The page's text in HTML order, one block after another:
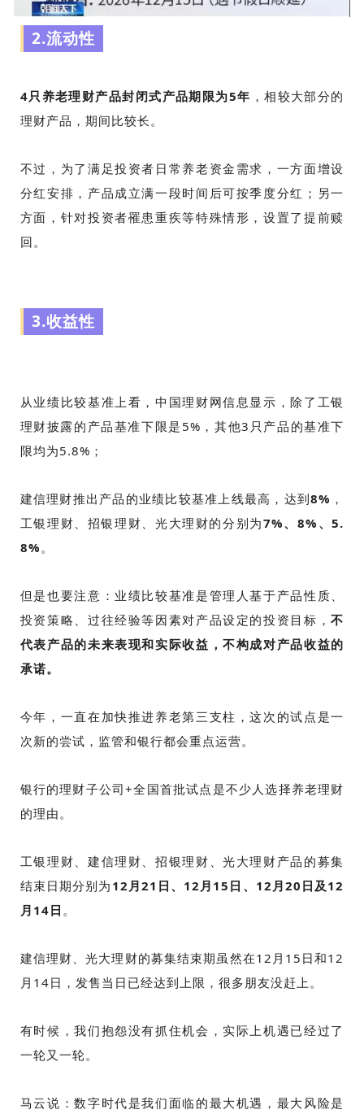
2.流动性
4只养老理财产品封闭式产品期限为5年 ，相较大部分的
理财产品，期间比较长。
不过，为了满足投资者日常养老资金需求，一方面增设
分红安排，产品成立满一段时间后可按季度分红；另一
方面，针对投资者罹患重疾等特殊情形，设置了提前赎
回。
3.收益性
从业绩比较基准上看，中国理财网信息显示，除了工银
理财披露的产品基准下限是5%，其他3只产品的基准下
限均为5.8%；
建信理财推出产品的业绩比较基准上线最高，达到8% ，
工银理财、招银理财、光大理财的分别为7%、8%、5.
8% 。
但是也要注意：业绩比较基准是管理人基于产品性质、
投资策略、过往经验等因素对产品设定的投资目标，不
代表产品的未来表现和实际收益，不构成对产品收益的
承诺。
今年，一直在加快推进养老第三支柱，这次的试点是一
次新的尝试，监管和银行都会重点运营。
银行的理财子公司+全国首批试点是不少人选择养老理财
的理由。
工银理财、建信理财、招银理财、光大理财产品的募集
结束日期分别为 12月21日、12月15日、12月20日及12
月14日 。
建信理财、光大理财的募集结束期虽然在12月15日和12
月14日，发售当日已经达到上限，很多朋友没赶上。
有时候，我们抱怨没有抓住机会，实际上机遇已经过了
一轮又一轮。
马云说：数字时代是我们面临的最大机遇，最大风险是